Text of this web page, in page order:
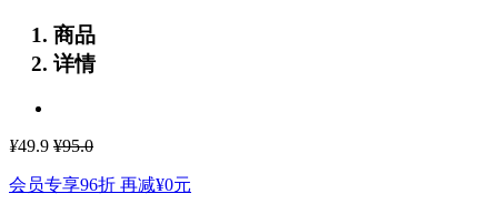
商品
详情
¥49.9 ¥95.0
会员专享96折 再减¥0元